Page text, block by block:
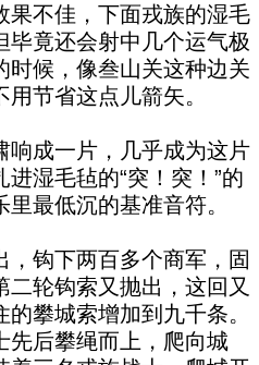
果不佳，下面戎族的湿毛
毕竟还会射中几个运气极
时候，像叁山关这种边关
节省这点儿箭矢。
一片，几乎成为这片
湿毛毡的“突！突！”的
最低沉的基准音符。
下两百多个商军，固
轮钩索又抛出，这回又
攀城索增加到九千条。
先后攀绳而上，爬向城